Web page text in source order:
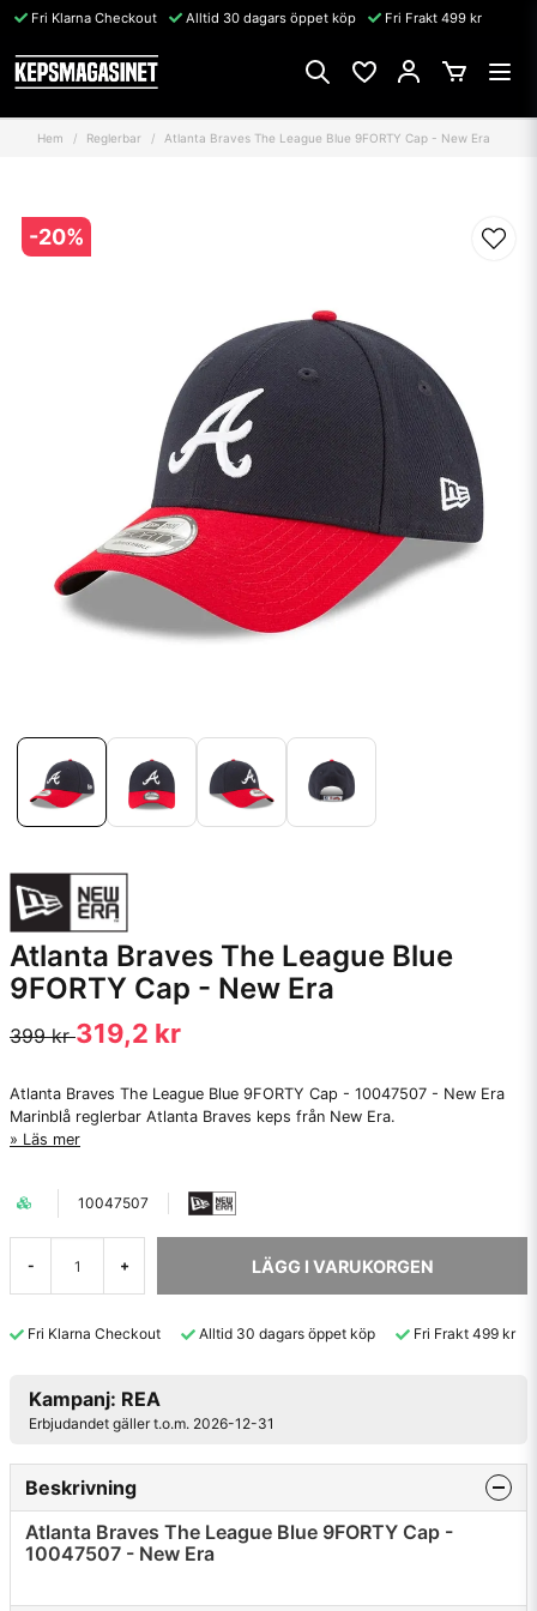
Fri Klarna Checkout Alltid 30 dagars öppet köp Fri Frakt 499 kr
Hem Reglerbar Atlanta Braves The League Blue 9FORTY Cap - New Era
-20%
Atlanta Braves The League Blue
9FORTY Cap - New Era
399 kr319,2 kr
Atlanta Braves The League Blue 9FORTY Cap - 10047507 - New Era
Marinblå reglerbar Atlanta Braves keps från New Era.
Läs mer
10047507
- + LÄGG I VARUKORGEN
Fri Klarna Checkout Alltid 30 dagars öppet köp Fri Frakt 499 kr
Kampanj: REA
Erbjudandet gäller t.o.m. 2026-12-31
Beskrivning
Atlanta Braves The League Blue 9FORTY Cap -
10047507 - New Era